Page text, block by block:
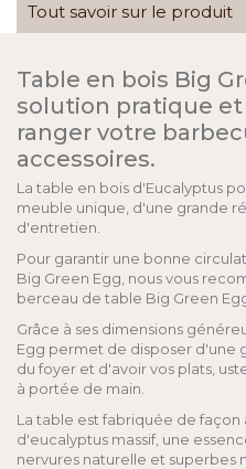
Tout savoir sur le produit
Table en bois Big
solution pratique
ranger votre
accessoires.
La table en bois d'Eucalyptus
meuble unique, d'une grande
d'entretien.
Pour garantir une bonne
Big Green Egg, nous vous
berceau de table Big Green
Grâce à ses dimensions
Egg permet de disposer d'une
du foyer et d'avoir vos plats,
à portée de main.
La table est fabriquée de
d'eucalyptus massif, une
nervures naturelle et superbes